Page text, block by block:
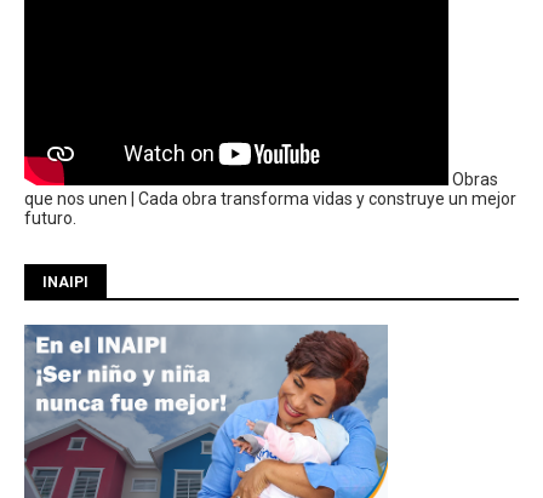
Obras
que nos unen | Cada obra transforma vidas y construye un mejor
futuro.
INAIPI